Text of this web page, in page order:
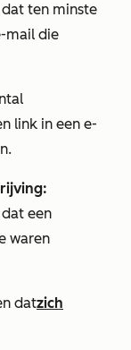
ten minste
mail die
link in een e-
een
waren
datzich